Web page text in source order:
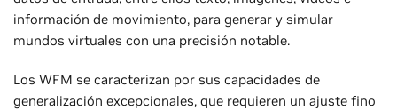
información de movimiento, para generar y simular
mundos virtuales con una precisión notable.
Los WFM se caracterizan por sus capacidades de
generalización excepcionales, que requieren un ajuste fino